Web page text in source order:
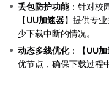
丢包防护功能：针对校
【UU加速器】提供专
少下载中断的情况。
动态多线优化：【UU
优节点，确保下载过程